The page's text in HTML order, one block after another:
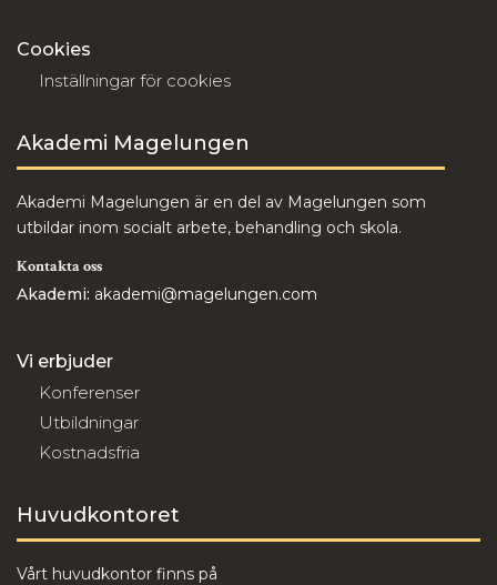
Cookies
Inställningar för cookies
Akademi Magelungen
Akademi Magelungen är en del av Magelungen som
utbildar inom socialt arbete, behandling och skola.
Kontakta oss
Akademi: akademi@magelungen.com
Vi erbjuder
Konferenser
Utbildningar
Kostnadsfria
Huvudkontoret
Vårt huvudkontor finns på